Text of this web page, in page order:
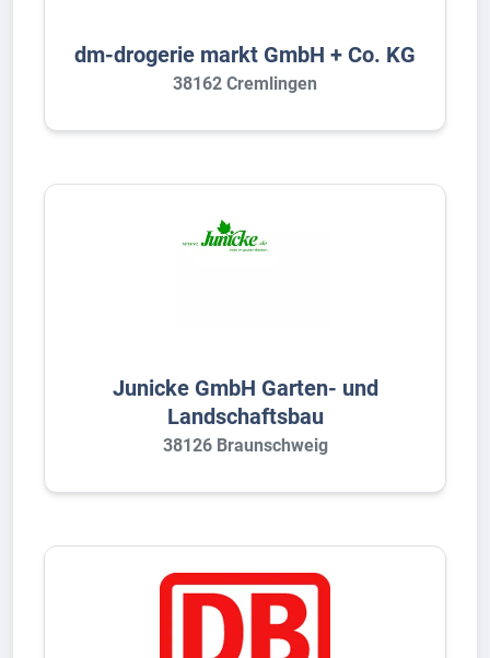
dm-drogerie markt GmbH + Co. KG
38162 Cremlingen
Junicke GmbH Garten- und
Landschaftsbau
38126 Braunschweig